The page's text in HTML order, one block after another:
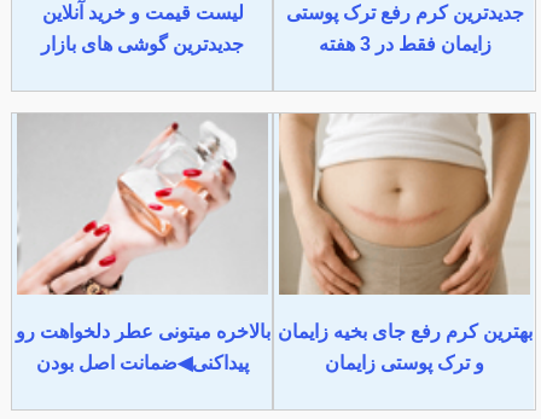
جدیدترین کرم رفع ترک پوستی
زایمان فقط در 3 هفته
لیست قیمت و خرید آنلاین
جدیدترین گوشی های بازار
بهترین کرم رفع جای بخیه زایمان
و ترک پوستی زایمان
بالاخره میتونی عطر دلخواهت رو
پیداکنی◀ضمانت اصل بودن